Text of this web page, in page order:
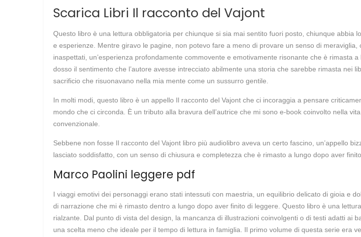
Scarica Libri Il racconto del Vajont
Questo libro è una lettura obbligatoria per chiunque si sia mai sentito fuori posto, chiunque
e esperienze. Mentre giravo le pagine, non potevo fare a meno di provare un senso di
inaspettati, un’esperienza profondamente commovente e emotivamente risonante che è rimasta
dosso il sentimento che l’autore avesse intrecciato abilmente una storia che sarebbe rimasta nei
sacrificio che risuonavano nella mia mente come un sussurro gentile.
In molti modi, questo libro è un appello Il racconto del Vajont che ci incoraggia a pensare
mondo che ci circonda. È un tributo alla bravura dell’autrice che mi sono e-book coinvolto nella
convenzionale.
Sebbene non fosse Il racconto del Vajont libro più audiolibro aveva un certo fascino, un’appello
lasciato soddisfatto, con un senso di chiusura e completezza che è rimasto a lungo dopo aver
Marco Paolini leggere pdf
I viaggi emotivi dei personaggi erano stati intessuti con maestria, un equilibrio delicato di gioia e
di narrazione che mi è rimasto dentro a lungo dopo aver finito di leggere. Questo libro è una
rialzante. Dal punto di vista del design, la mancanza di illustrazioni coinvolgenti o di testi adatti ai
una scelta meno che ideale per il tempo di lettura in famiglia. Il primo volume di questa serie era